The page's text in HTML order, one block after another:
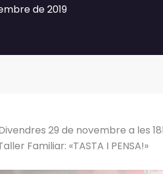
de 2019
29 de novembre a les
Familiar: «TASTA I PENSA!»